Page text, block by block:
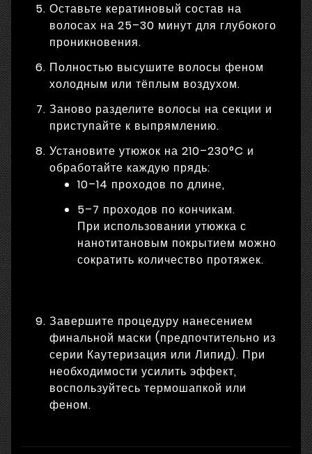
Оставьте кератиновый состав на
волосах на 25–30 минут для глубокого
проникновения.
Полностью высушите волосы феном
холодным или тёплым воздухом.
Заново разделите волосы на секции и
приступайте к выпрямлению.
Установите утюжок на 210–230°C и
обработайте каждую прядь:
10–14 проходов по длине,
5–7 проходов по кончикам.
При использовании утюжка с
нанотитановым покрытием можно
сократить количество протяжек.
Завершите процедуру нанесением
финальной маски (предпочтительно из
серии Каутеризация или Липид). При
необходимости усилить эффект,
воспользуйтесь термошапкой или
феном.